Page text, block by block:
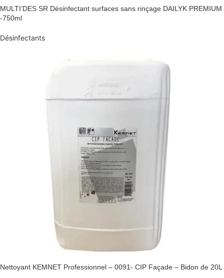
MULTI’DES SR Désinfectant surfaces sans rinçage DAILYK PREMIUM
-750ml
Désinfectants
Nettoyant KEMNET Professionnel – 0091- CIP Façade – Bidon de 20L